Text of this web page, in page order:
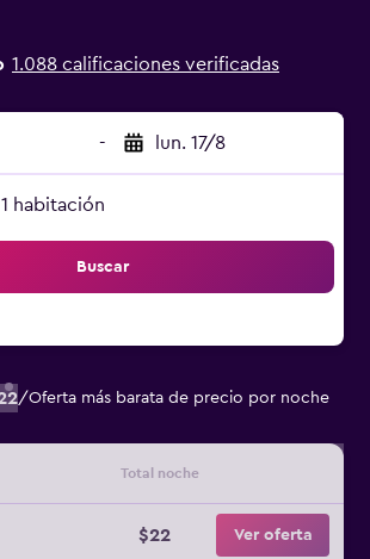
1.088 calificaciones verificadas
- lun. 17/8
habitación
Buscar
/Oferta más barata de precio por noche
Total noche
$22 Ver oferta